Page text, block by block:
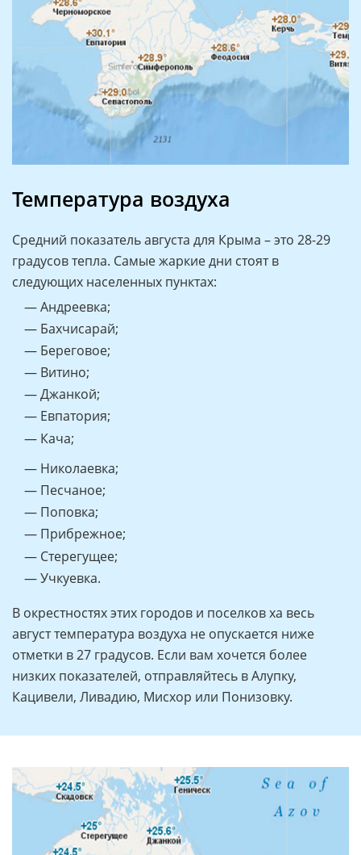
Температура воздуха
Средний показатель августа для Крыма – это 28-29
градусов тепла. Самые жаркие дни стоят в
следующих населенных пунктах:
— Андреевка;
— Бахчисарай;
— Береговое;
— Витино;
— Джанкой;
— Евпатория;
— Кача;
— Николаевка;
— Песчаное;
— Поповка;
— Прибрежное;
— Стерегущее;
— Учкуевка.
В окрестностях этих городов и поселков ха весь
август температура воздуха не опускается ниже
отметки в 27 градусов. Если вам хочется более
низких показателей, отправляйтесь в Алупку,
Кацивели, Ливадию, Мисхор или Понизовку.